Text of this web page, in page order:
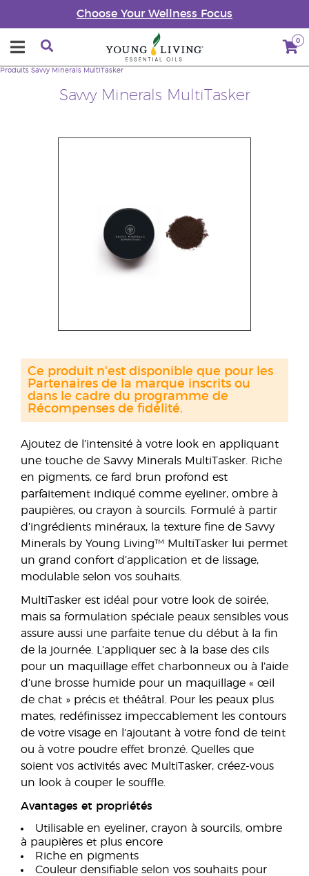
Choose Your Wellness Focus
0
Savvy Minerals MultiTasker
Produits Savvy Minerals MultiTasker
Ajoutez de l’intensité à votre look en appliquant
une touche de Savvy Minerals MultiTasker. Riche
en pigments, ce fard brun profond est
parfaitement indiqué comme eyeliner, ombre à
paupières, ou crayon à sourcils. Formulé à partir
d’ingrédients minéraux, la texture fine de Savvy
Minerals by Young Living™ MultiTasker lui permet
un grand confort d’application et de lissage,
modulable selon vos souhaits.
MultiTasker est idéal pour votre look de soirée,
mais sa formulation spéciale peaux sensibles vous
assure aussi une parfaite tenue du début à la fin
de la journée. L’appliquer sec à la base des cils
pour un maquillage effet charbonneux ou à l’aide
d’une brosse humide pour un maquillage « œil
de chat » précis et théâtral. Pour les peaux plus
mates, redéfinissez impeccablement les contours
de votre visage en l’ajoutant à votre fond de teint
ou à votre poudre effet bronzé. Quelles que
soient vos activités avec MultiTasker, créez-vous
un look à couper le souffle.
Avantages et propriétés
Utilisable en eyeliner, crayon à sourcils, ombre
à paupières et plus encore
Riche en pigments
Couleur densifiable selon vos souhaits pour
Ce produit n'est disponible que pour les
Partenaires de la marque inscrits ou
dans le cadre du programme de
Récompenses de fidélité.